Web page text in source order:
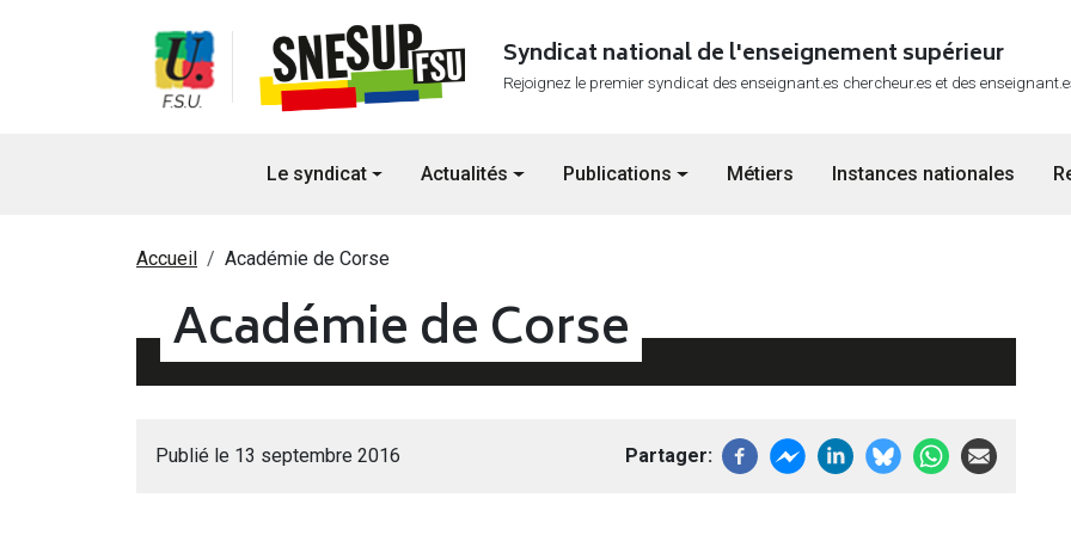
Syndicat national de l'enseignement supérieur
Rejoignez le premier syndicat des enseignant.es chercheur.es et des
Le syndicat Actualités Publications Métiers Instances nationales
Fil d'Ariane
Accueil Académie de Corse
Académie de Corse
Publié le 13 septembre 2016 Partager